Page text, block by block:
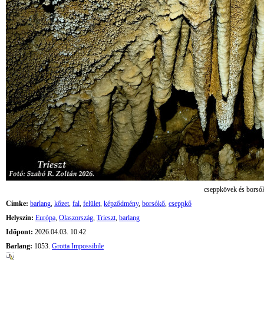
cseppkövek és
Címke: barlang, kőzet, fal, felület, képződmény, borsókő, cseppkő
Helyszín: Európa, Olaszország, Trieszt, barlang
Időpont: 2026.04.03. 10:42
Barlang: 1053. Grotta Impossibile